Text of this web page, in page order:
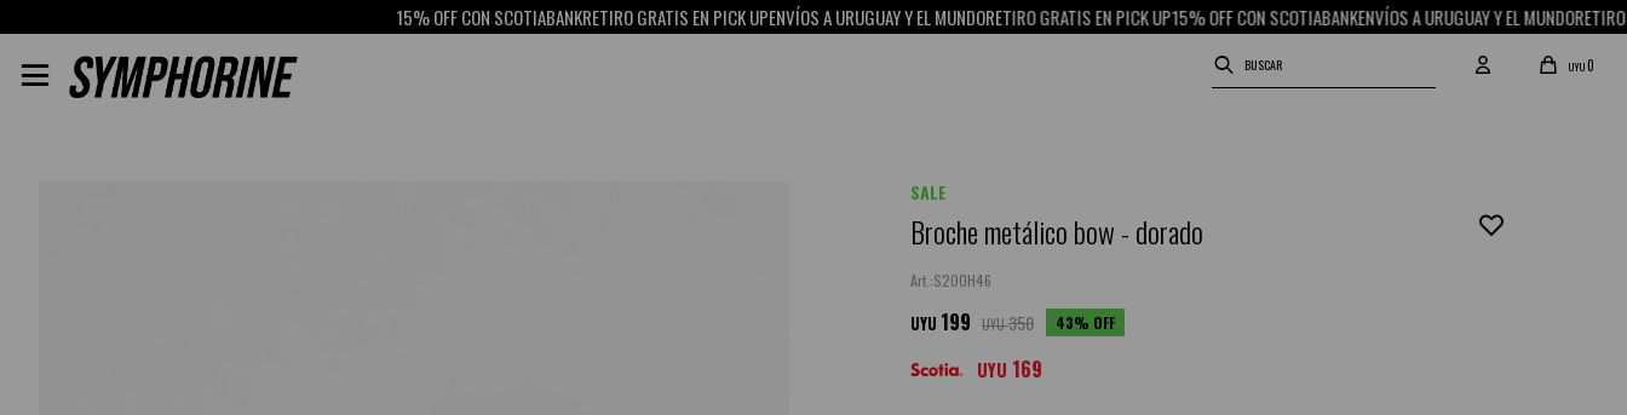
15% OFF CON SCOTIABANKRETIRO GRATIS EN PICK UPENVÍOS A URUGUAY Y EL MUNDORETIRO GRATIS EN PICK UP15% OFF CON SCOTIABANKENVÍOS A URUGUAY Y EL MUNDORETIRO
UYU0

SALE
Broche metálico bow - dorado
S20OH46
UYU 199 UYU350 43
UYU 169